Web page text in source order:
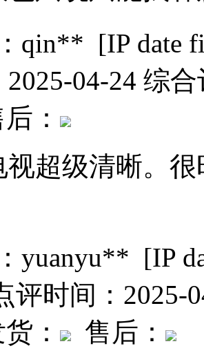
qin** [IP date
04-24 综合
：
视超级清晰。
yuanyu** [IP
评时间：2025-
：
售后：